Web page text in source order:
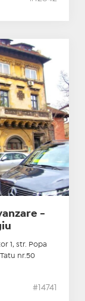
-
1, str. Popa
nr.50
#14741